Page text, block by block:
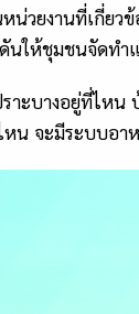
น่วยงานที่เกี่ย
นให้ชุมชนจัดท
ะบางอยู่ที่ไห
น จะมีระบบอา